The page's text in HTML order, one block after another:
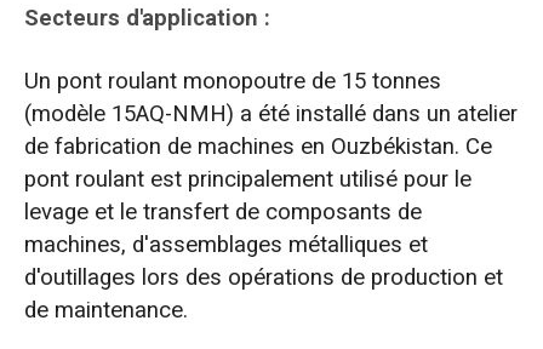
Secteurs d'application :
Un pont roulant monopoutre de 15 tonnes
(modèle 15AQ-NMH) a été installé dans un atelier
de fabrication de machines en Ouzbékistan. Ce
pont roulant est principalement utilisé pour le
levage et le transfert de composants de
machines, d'assemblages métalliques et
d'outillages lors des opérations de production et
de maintenance.